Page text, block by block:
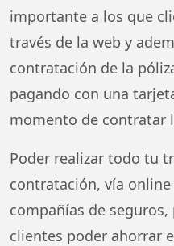
importante a los que
través de la web y
contratación de la
pagando con una
momento de contratar
Poder realizar todo tu
contratación, vía
compañías de
clientes poder ahorrar